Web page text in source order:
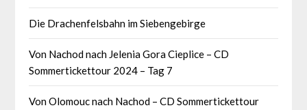
Die Drachenfelsbahn im Siebengebirge
Von Nachod nach Jelenia Gora Cieplice – CD
Sommertickettour 2024 – Tag 7
Von Olomouc nach Nachod – CD Sommertickettour